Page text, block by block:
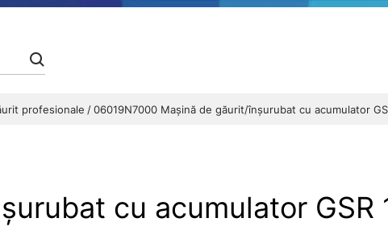
profesionale 06019N7000 Maşină de găurit/înşurubat cu acumulator
cu acumulator GSR